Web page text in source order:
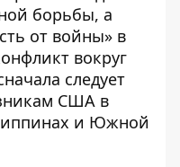
борьбы, а
от войны» в
вокруг
следует
США в
и Южной